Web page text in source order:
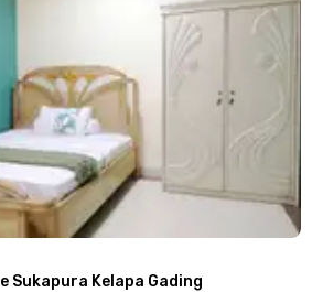
Sukapura Kelapa Gading